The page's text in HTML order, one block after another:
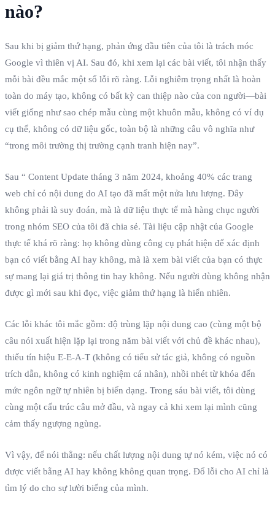
nào?
Sau khi bị giảm thứ hạng, phản ứng đầu tiên của tôi là trách móc
Google vì thiên vị AI. Sau đó, khi xem lại các bài viết, tôi nhận thấy
mỗi bài đều mắc một số lỗi rõ ràng. Lỗi nghiêm trọng nhất là hoàn
toàn do máy tạo, không có bất kỳ can thiệp nào của con người—bài
viết giống như sao chép mẫu cùng một khuôn mẫu, không có ví dụ
cụ thể, không có dữ liệu gốc, toàn bộ là những câu vô nghĩa như
“trong môi trường thị trường cạnh tranh hiện nay”.
Sau “ Content Update tháng 3 năm 2024, khoảng 40% các trang
web chỉ có nội dung do AI tạo đã mất một nửa lưu lượng. Đây
không phải là suy đoán, mà là dữ liệu thực tế mà hàng chục người
trong nhóm SEO của tôi đã chia sẻ. Tài liệu cập nhật của Google
thực tế khá rõ ràng: họ không dùng công cụ phát hiện để xác định
bạn có viết bằng AI hay không, mà là xem bài viết của bạn có thực
sự mang lại giá trị thông tin hay không. Nếu người dùng không nhận
được gì mới sau khi đọc, việc giảm thứ hạng là hiển nhiên.
Các lỗi khác tôi mắc gồm: độ trùng lặp nội dung cao (cùng một bộ
câu nói xuất hiện lặp lại trong năm bài viết với chủ đề khác nhau),
thiếu tín hiệu E‑E‑A‑T (không có tiểu sử tác giả, không có nguồn
trích dẫn, không có kinh nghiệm cá nhân), nhồi nhét từ khóa đến
mức ngôn ngữ tự nhiên bị biến dạng. Trong sáu bài viết, tôi dùng
cùng một cấu trúc câu mở đầu, và ngay cả khi xem lại mình cũng
cảm thấy ngượng ngùng.
Vì vậy, để nói thẳng: nếu chất lượng nội dung tự nó kém, việc nó có
được viết bằng AI hay không không quan trọng. Đổ lỗi cho AI chỉ là
tìm lý do cho sự lười biếng của mình.